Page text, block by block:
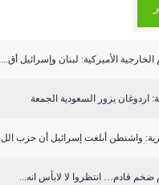
الأميركية: لبنان وإسرائيل أق...
اردوغان يزور السعودية الجمعة
واشنطن أبلغت إسرائيل أن حزب
ضخم قادم… انتظروا لا لابأس انه...